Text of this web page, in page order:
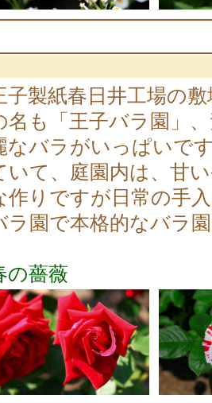
子製紙春日井工場の
名も「王子バラ園」
なバラがいっぱいで
いて、庭園内は、甘
作りですが日常の手
ラ園で本格的なバラ
の薔薇